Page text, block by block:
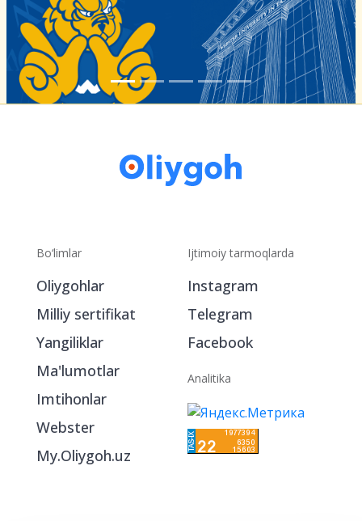
Bo‘limlar
Oliygohlar
Milliy sertifikat
Yangiliklar
Ma'lumotlar
Imtihonlar
Webster
My.Oliygoh.uz
Ijtimoiy tarmoqlarda
Instagram
Telegram
Facebook
Analitika